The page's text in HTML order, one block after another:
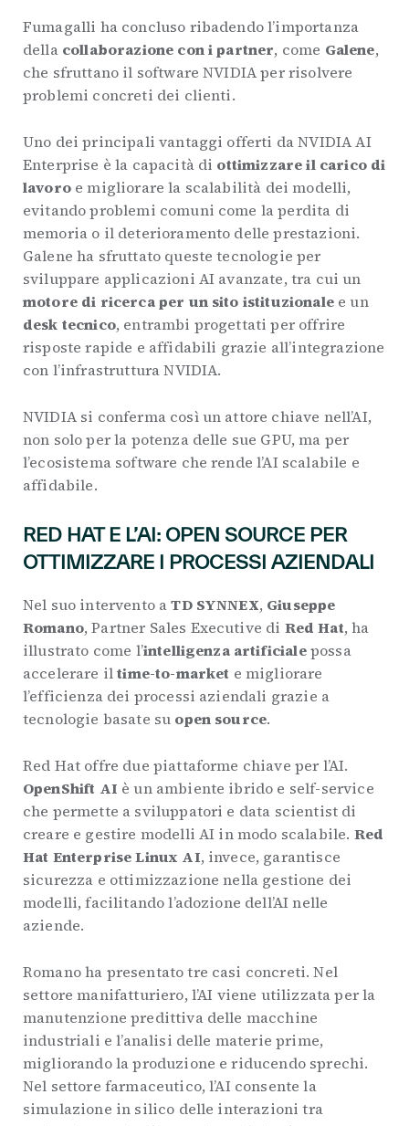
Fumagalli ha concluso ribadendo l’importanza
della collaborazione con i partner, come Galene,
che sfruttano il software NVIDIA per risolvere
problemi concreti dei clienti.
Uno dei principali vantaggi offerti da NVIDIA AI
Enterprise è la capacità di ottimizzare il carico di
lavoroe migliorare la scalabilità dei modelli,
evitando problemi comuni come la perdita di
memoria o il deterioramento delle prestazioni.
Galene ha sfruttato queste tecnologie per
sviluppare applicazioni AI avanzate, tra cui un
motore di ricerca per un sito istituzionalee un
desk tecnico, entrambi progettati per offrire
risposte rapide e affidabili grazie all’integrazione
con l’infrastruttura NVIDIA.
NVIDIA si conferma così un attore chiave nell’AI,
non solo per la potenza delle sue GPU, ma per
l’ecosistema software che rende l’AI scalabile e
affidabile.
RED HAT E L’AI: OPEN SOURCE PER
OTTIMIZZARE I PROCESSI AZIENDALI
Nel suo intervento aTD SYNNEX, Giuseppe
Romano, Partner Sales Executive di Red Hat, ha
illustrato come l’intelligenza artificialepossa
accelerare iltime-to-market e migliorare
l’efficienza dei processi aziendali grazie a
tecnologie basate su open source.
Red Hat offre due piattaforme chiave per l’AI.
OpenShift AI è un ambiente ibrido e self-service
che permette a sviluppatori e data scientist di
creare e gestire modelli AI in modo scalabile. Red
Hat Enterprise Linux AI, invece, garantisce
sicurezza e ottimizzazione nella gestione dei
modelli, facilitando l’adozione dell’AI nelle
aziende.
Romano ha presentato tre casi concreti. Nel
settore manifatturiero, l’AI viene utilizzata per la
manutenzione predittiva delle macchine
industriali e l’analisi delle materie prime,
migliorando la produzione e riducendo sprechi.
Nel settore farmaceutico, l’AI consente la
simulazione in silico delle interazioni tra